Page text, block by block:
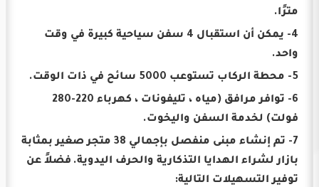
مترًا.
4- يمكن أن استقبال 4 سفن سياحية كبيرة في وقت
واحد.
5- محطة الركاب تستوعب 5000 سائح في ذات الوقت.
6- توافر مرافق (مياه ، تليفونات ، كهرباء 220-280
فولت) لخدمة السفن واليخوت.
7- تم إنشاء مبنى منفصل بإجمالي 38 متجر صغير بمثابة
بازار لشراء الهدايا التذكارية والحرف اليدوية. فضلاً عن
توفير التسهيلات التالية: